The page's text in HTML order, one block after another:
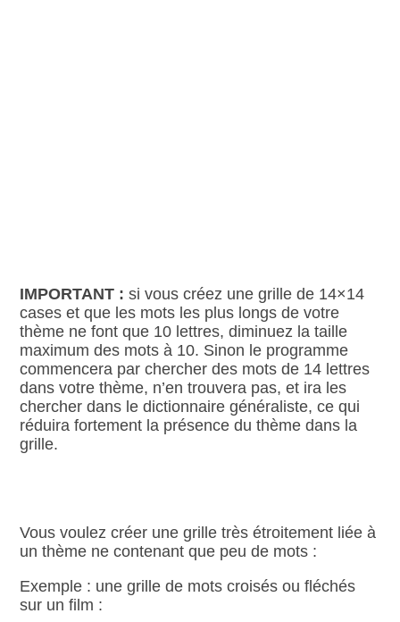
IMPORTANT : si vous créez une grille de 14×14
cases et que les mots les plus longs de votre
thème ne font que 10 lettres, diminuez la taille
maximum des mots à 10. Sinon le programme
commencera par chercher des mots de 14 lettres
dans votre thème, n’en trouvera pas, et ira les
chercher dans le dictionnaire généraliste, ce qui
réduira fortement la présence du thème dans la
grille.
Vous voulez créer une grille très étroitement liée à
un thème ne contenant que peu de mots :
Exemple : une grille de mots croisés ou fléchés
sur un film :